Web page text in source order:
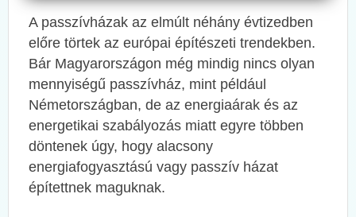
A passzívházak az elmúlt néhány évtizedben
előre törtek az európai építészeti trendekben.
Bár Magyarországon még mindig nincs olyan
mennyiségű passzívház, mint például
Németországban, de az energiaárak és az
energetikai szabályozás miatt egyre többen
döntenek úgy, hogy alacsony
energiafogyasztású vagy passzív házat
építettnek maguknak.